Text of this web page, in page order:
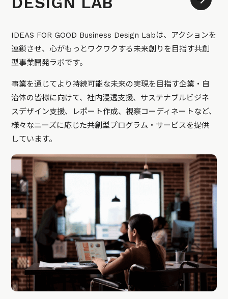
IDEAS FOR GOOD Business Design Labは、アクションを
連鎖させ、心がもっとワクワクする未来創りを目指す共創
型事業開発ラボです。
事業を通じてより持続可能な未来の実現を目指す企業・自
治体の皆様に向けて、社内浸透支援、サステナブルビジネ
スデザイン支援、レポート作成、視察コーディネートなど、
様々なニーズに応じた共創型プログラム・サービスを提供
しています。